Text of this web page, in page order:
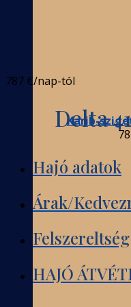
Karib-
787 €/nap-tól
Delta
Hajó adatok
Árak/
Felszereltség
HAJÓ